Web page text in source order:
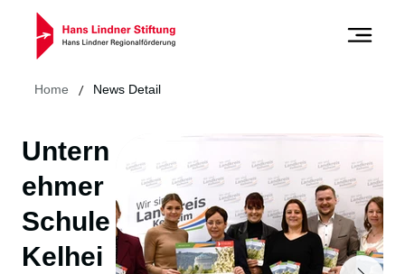
Untern
ehmer
Schule
Kelhei
Home / News Detail